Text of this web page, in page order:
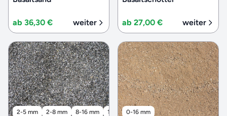
ab 36,30 € weiter ab 27,00 € weiter
2-5 mm 2-8 mm 8-16 mm 16-32 mm 32-56 mm
0-16 mm